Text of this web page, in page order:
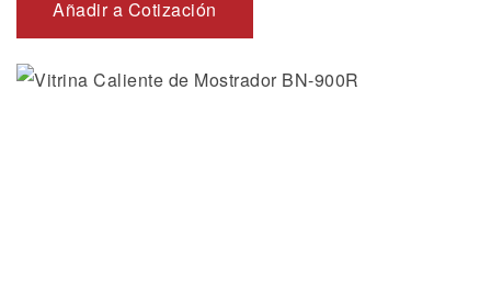
Añadir a Cotización